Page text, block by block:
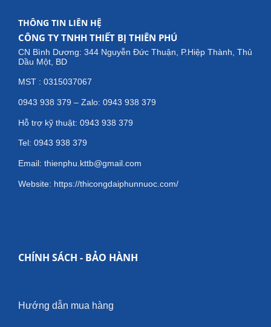
THÔNG TIN LIÊN HỆ
CÔNG TY TNHH THIẾT BỊ THIÊN PHÚ
CN Bình Dương: 344 Nguyễn Đức Thuận, P.Hiệp Thành, Thủ
Dầu Một, BD
MST : 0315037067
0943 938 379 – Zalo: 0943 938 379
Hỗ trợ kỹ thuật: 0943 938 379
Tel: 0943 938 379
Email: thienphu.kttb@gmail.com
Website: https://thicongdaiphunnuoc.com/
CHÍNH SÁCH - BẢO HÀNH
Hướng dẫn mua hàng